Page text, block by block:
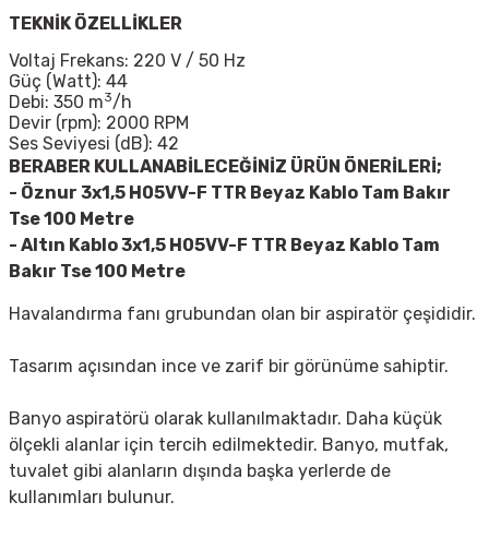
TEKNİK ÖZELLİKLER
Voltaj Frekans: 220 V / 50 Hz
Güç (Watt): 44
Debi: 350 m3/h
Devir (rpm): 2000 RPM
Ses Seviyesi (dB): 42
BERABER KULLANABİLECEĞİNİZ ÜRÜN ÖNERİLERİ;
- Öznur 3x1,5 H05VV-F TTR Beyaz Kablo Tam Bakır
Tse 100 Metre
- Altın Kablo 3x1,5 H05VV-F TTR Beyaz Kablo Tam
Bakır Tse 100 Metre
Havalandırma fanı grubundan olan bir aspiratör çeşididir.
Tasarım açısından ince ve zarif bir görünüme sahiptir.
Banyo aspiratörü olarak kullanılmaktadır. Daha küçük
ölçekli alanlar için tercih edilmektedir. Banyo, mutfak,
tuvalet gibi alanların dışında başka yerlerde de
kullanımları bulunur.